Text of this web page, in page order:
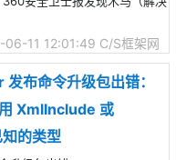
06-11 12:01:49 C/S框架网
布命令升级包出错：
XmlInclude 或
的类型